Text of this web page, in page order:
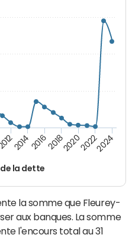
de la dette
201420162018202020222024
la somme que Fleurey-
aux banques. La somme
l'encours total au 31